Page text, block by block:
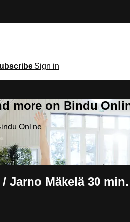
Sign in
more on Bindu
Online
Jarno Mäkelä 30 min.